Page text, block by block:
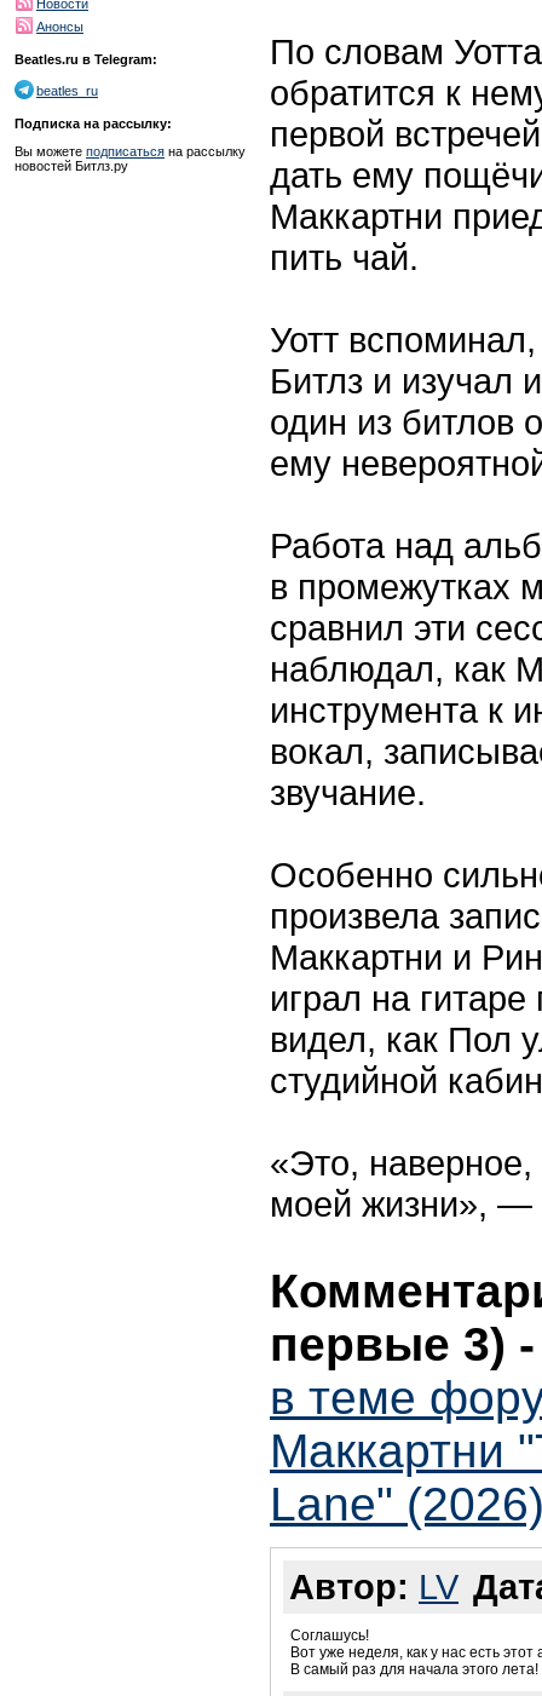
Новости
Анонсы
Beatles.ru в Telegram:
beatles_ru
Подписка на рассылку:
Вы можете подписаться на рассылку
новостей Битлз.ру
По словам
обратится к
первой
дать ему
Маккартни
пить чай.
Уотт
Битлз и изучал
один из битлов
ему
Работа над
в промежутках
сравнил эти
наблюдал, как
инструмента к
вокал,
звучание.
Особенно
произвела
Маккартни и
играл на
видел, как Пол
студийной
«Это,
моей жизни», —
первые 3)
в теме
Маккартни
Lane"
Автор: LV
Соглашусь!
Вот уже неделя, как у нас есть
В самый раз для начала этого лета!